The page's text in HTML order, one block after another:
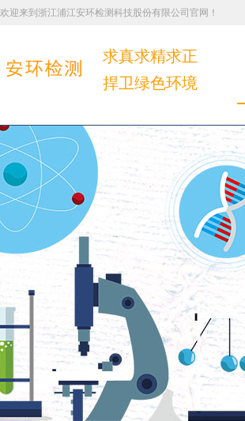
欢迎来到浙江浦江安环检测科技股份有限公司官网！
求真求精求正
捍卫绿色环境